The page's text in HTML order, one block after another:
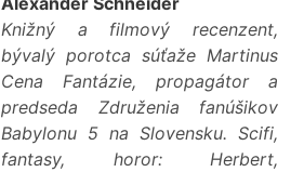
Knižný a filmový recenzent,
bývalý porotca súťaže Martinus
Cena Fantázie, propagátor a
predseda Združenia fanúšikov
Babylonu 5 na Slovensku. Scifi,
fantasy, horor: Herbert,